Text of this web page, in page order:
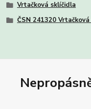
Vrtačková sklíčidla
ČSN 241320